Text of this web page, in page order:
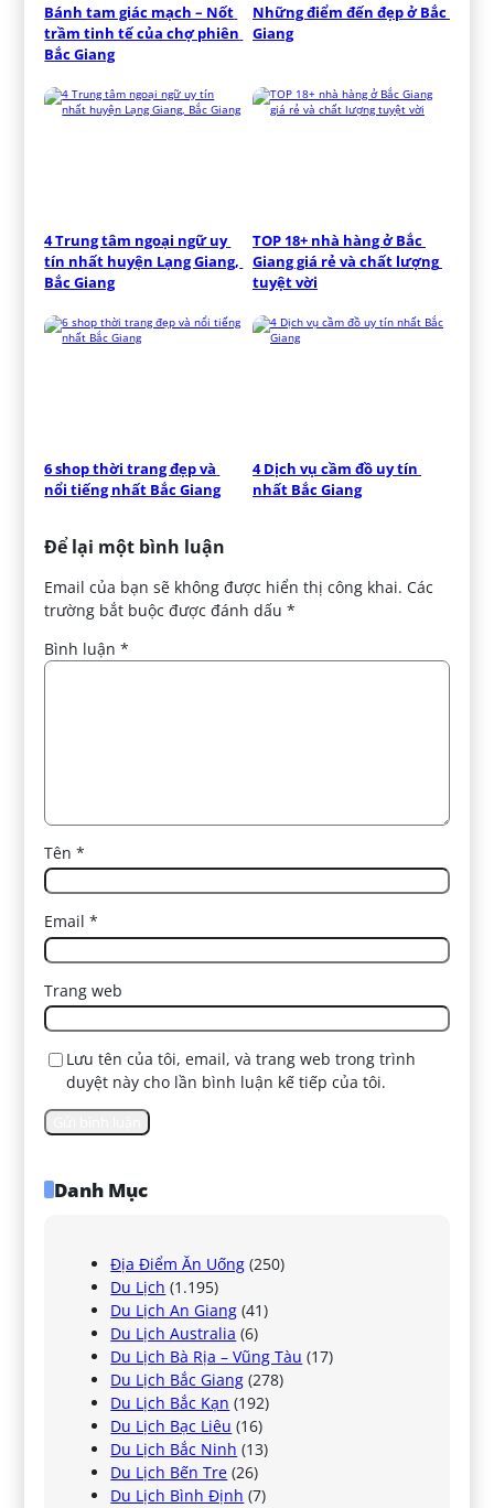
Bánh tam giác mạch – Nốt
trầm tinh tế của chợ phiên
Bắc Giang
Những điểm đến đẹp ở Bắc
Giang
4 Trung tâm ngoại ngữ uy
tín nhất huyện Lạng Giang,
Bắc Giang
TOP 18+ nhà hàng ở Bắc
Giang giá rẻ và chất lượng
tuyệt vời
6 shop thời trang đẹp và
nổi tiếng nhất Bắc Giang
4 Dịch vụ cầm đồ uy tín
nhất Bắc Giang
Để lại một bình luận
Email của bạn sẽ không được hiển thị công khai. Các
trường bắt buộc được đánh dấu*
Bình luận*
Tên*
Email*
Trang web
Lưu tên của tôi, email, và trang web trong trình
duyệt này cho lần bình luận kế tiếp của tôi.
Danh Mục
Địa Điểm Ăn Uống (250)
Du Lịch (1.195)
Du Lịch An Giang (41)
Du Lịch Australia (6)
Du Lịch Bà Rịa – Vũng Tàu (17)
Du Lịch Bắc Giang (278)
Du Lịch Bắc Kạn (192)
Du Lịch Bạc Liêu (16)
Du Lịch Bắc Ninh (13)
Du Lịch Bến Tre (26)
Du Lịch Bình Định (7)